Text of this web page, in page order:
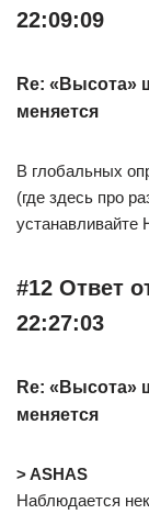
22:09:09
Re: «Высота»
меняется
В глобальных
(где здесь про
устанавливайте
#12 Ответ
22:27:03
Re: «Высота»
меняется
> ASHAS
Наблюдается